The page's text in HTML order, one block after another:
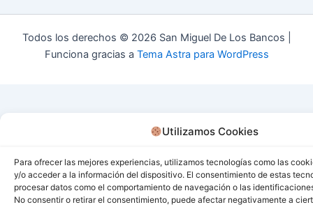
Utilizamos Cookies
Para ofrecer las mejores experiencias, utilizamos tecnologías como las
y/o acceder a la información del dispositivo. El consentimiento de estas
procesar datos como el comportamiento de navegación o las
No consentir o retirar el consentimiento, puede afectar negativamente a
Todos los derechos © 2026 San Miguel De Los Bancos |
Funciona gracias a Tema Astra para WordPress